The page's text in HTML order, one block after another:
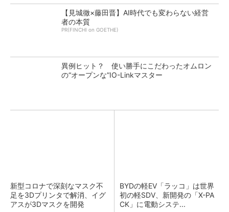
【見城徹×藤田晋】AI時代でも変わらない経営
者の本質
PR(FINCHI on GOETHE)
異例ヒット？ 使い勝手にこだわったオムロン
の“オープンな”IO-Linkマスター
新型コロナで深刻なマスク不
足を3Dプリンタで解消、イグ
アスが3Dマスクを開発
BYDの軽EV「ラッコ」は世界
初の軽SDV、新開発の「X-PA
CK」に電動システ...